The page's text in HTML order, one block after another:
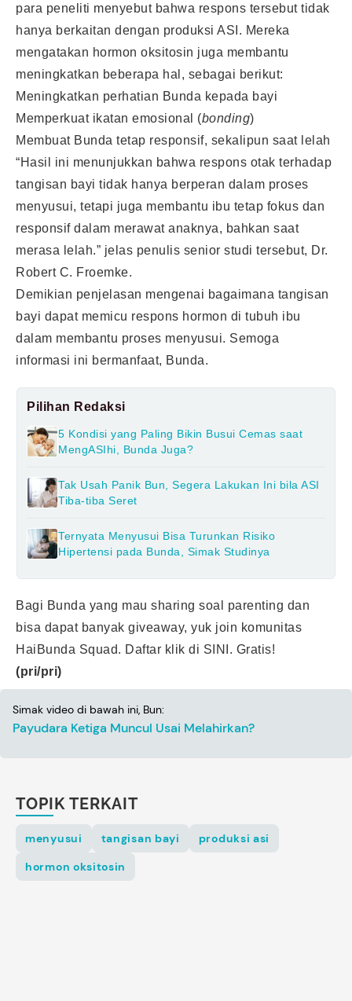
para peneliti menyebut bahwa respons tersebut tidak
hanya berkaitan dengan produksi ASI. Mereka
mengatakan hormon oksitosin juga membantu
meningkatkan beberapa hal, sebagai berikut:
Meningkatkan perhatian Bunda kepada bayi
Memperkuat ikatan emosional (bonding)
Membuat Bunda tetap responsif, sekalipun saat lelah
“Hasil ini menunjukkan bahwa respons otak terhadap
tangisan bayi tidak hanya berperan dalam proses
menyusui, tetapi juga membantu ibu tetap fokus dan
responsif dalam merawat anaknya, bahkan saat
merasa lelah.” jelas penulis senior studi tersebut, Dr.
Robert C. Froemke.
Demikian penjelasan mengenai bagaimana tangisan
bayi dapat memicu respons hormon di tubuh ibu
dalam membantu proses menyusui. Semoga
informasi ini bermanfaat, Bunda.
Pilihan Redaksi
5 Kondisi yang Paling Bikin Busui Cemas saat
MengASIhi, Bunda Juga?
Tak Usah Panik Bun, Segera Lakukan Ini bila ASI
Tiba-tiba Seret
Ternyata Menyusui Bisa Turunkan Risiko
Hipertensi pada Bunda, Simak Studinya
Bagi Bunda yang mau sharing soal parenting dan
bisa dapat banyak giveaway, yuk join komunitas
HaiBunda Squad. Daftar klik di SINI . Gratis!
(pri/pri)
Simak video di bawah ini, Bun:
Payudara Ketiga Muncul Usai Melahirkan?
TOPIK TERKAIT
menyusui tangisan bayi
produksi asi
hormon oksitosin